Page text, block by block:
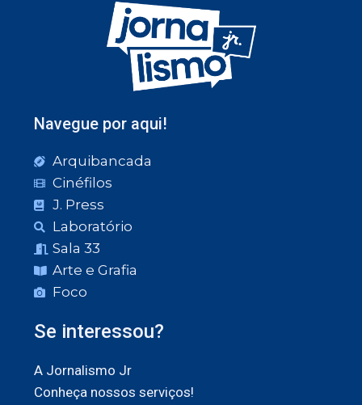
Navegue por aqui!
Arquibancada
Cinéfilos
J. Press
Laboratório
Sala 33
Arte e Grafia
Foco
Se interessou?
A Jornalismo Jr
Conheça nossos serviços!